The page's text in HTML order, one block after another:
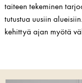
taiteen tekeminen
tutustua uusiin
kehittyä ajan myötä